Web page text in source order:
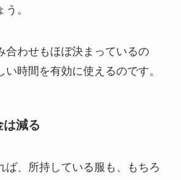
。
合わせもほぼ決まっているの
い時間を有効に使えるのです。
は減る
ば、所持している服も、もちろ